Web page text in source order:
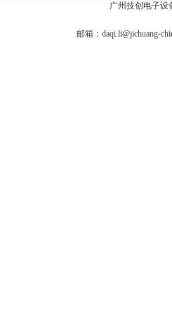
广州技创电子设
邮箱： daqi.li@jichuang-